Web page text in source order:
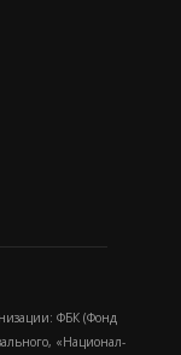
ФБК (Фонд
«Национал-